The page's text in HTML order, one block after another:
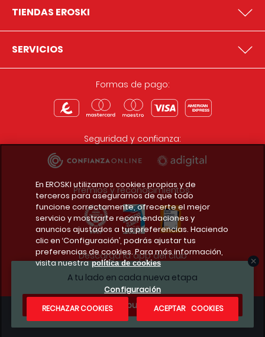
A tu lado en cada nueva etapa
¿Te apuntas?
TIENDAS EROSKI
SERVICIOS
Formas de pago:
Seguridad y confianza:
Premios y reconocimientos:
Descarga la app del club
Condiciones legales
En EROSKI utilizamos cookies propias y de
terceros para asegurarnos de que todo
funcione correctamente, ofrecerte el mejor
servicio y mostrarte recomendaciones y
anuncios ajustados a tus preferencias. Haciendo
clic en ‘Configuración’, podrás ajustar tus
preferencias de cookies. Para más información,
visita nuestra política de cookies
Configuración
RECHAZAR COOKIES
ACEPTAR COOKIES